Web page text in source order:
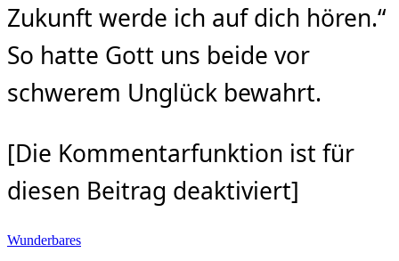
Zukunft werde ich auf dich hören.“
So hatte Gott uns beide vor
schwerem Unglück bewahrt.
[Die Kommentarfunktion ist für
diesen Beitrag deaktiviert]
Kategorien
Wunderbares